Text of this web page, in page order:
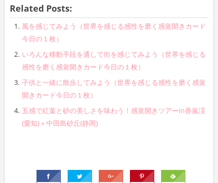
Related Posts:
風を感じてみよう（世界を感じる感性を磨く感覚開きカード
今日の１枚）
いろんな移動手段を通して街を感じてみよう（世界を感じる
感性を磨く感覚開きカード今日の１枚）
子供と一緒に散歩してみよう（世界を感じる感性を磨く感覚
開きカード今日の１枚）
五感で紅葉と砂の美しさを味わう！感覚開きツアーin香嵐渓
(愛知)＋中田島砂丘(静岡)